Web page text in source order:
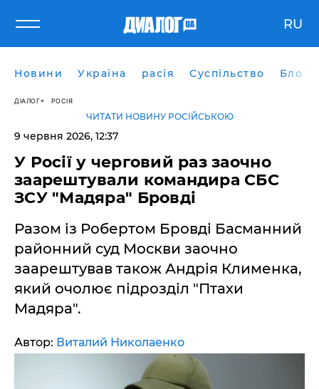
RU
Новини Україна расія Суспільство Блоги
ДІАЛОГ РОСІЯ
ЧИТАТИ НОВИНУ РОСІЙСЬКОЮ
9 червня 2026, 12:37
У Росії у черговий раз заочно
заарештували командира СБС
ЗСУ "Мадяра" Бровді
Разом із Робертом Бровді Басманний
районний суд Москви заочно
заарештував також Андрія Клименка,
який очолює підрозділ "Птахи
Мадяра".
Автор: Виталий Николаенко